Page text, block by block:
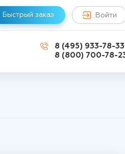
Быстрый заказ Войти
8 (495) 933-78-33
8 (800) 700-78-